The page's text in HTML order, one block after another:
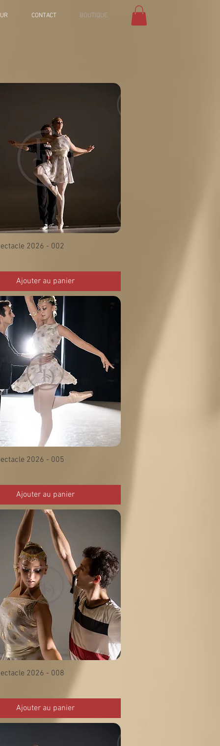
CONTACT BOUTIQUE
2026 - 002
Ajouter au panier
2026 - 005
Ajouter au panier
2026 - 008
Ajouter au panier